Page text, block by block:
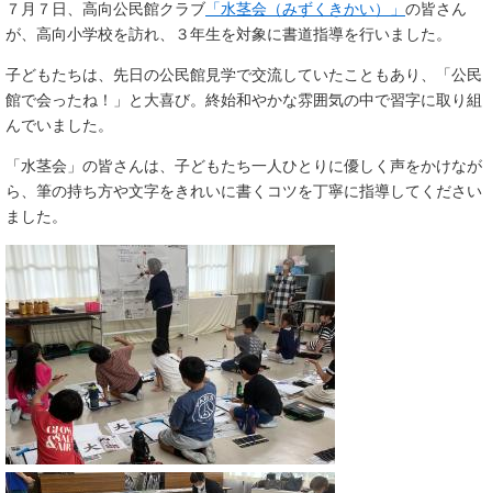
７月７日、高向公民館クラブ 「水茎会（みずくきかい）」 の皆さん
が、高向小学校を訪れ、３年生を対象に書道指導を行いました。
子どもたちは、先日の公民館見学で交流していたこともあり、「公民
館で会ったね！」と大喜び。終始和やかな雰囲気の中で習字に取り組
んでいました。
「水茎会」の皆さんは、子どもたち一人ひとりに優しく声をかけなが
ら、筆の持ち方や文字をきれいに書くコツを丁寧に指導してください
ました。